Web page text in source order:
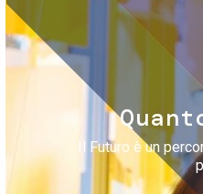
Il Futuro è un